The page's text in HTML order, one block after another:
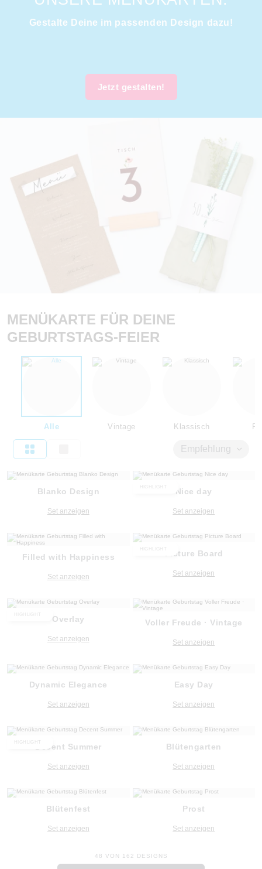
Gestalte Deine im passenden Design dazu!
Jetzt gestalten!
MENÜKARTE FÜR DEINE
GEBURTSTAGS-FEIER
Alle Vintage Klassisch
Empfehlung
Blanko Design
Set anzeigen
Nice day
Set anzeigen
Filled with Happiness
Set anzeigen
Picture Board
Set anzeigen
Overlay
Set anzeigen
Voller Freude · Vintage
Set anzeigen
Dynamic Elegance
Set anzeigen
Easy Day
Set anzeigen
Decent Summer
Set anzeigen
Blütengarten
Set anzeigen
Blütenfest
Set anzeigen
Prost
Set anzeigen
48 VON 162 DESIGNS